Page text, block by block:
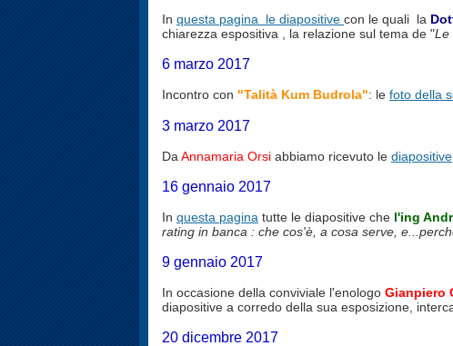
In questa pagina le diapositive con le quali la
chiarezza espositiva , la relazione sul tema de "Le
6 marzo 2017
Incontro con "Talità Kum Budrola": le foto della
3 marzo 2017
Da Annamaria Orsi abbiamo ricevuto le diapositive
16 gennaio 2017
In questa pagina tutte le diapositive che l'ing
rating in banca : che cos'è, a cosa serve,
9 gennaio 2017
In occasione della conviviale l'enologo Gianpiero
diapositive a corredo della sua esposizione,
20 dicembre 2017